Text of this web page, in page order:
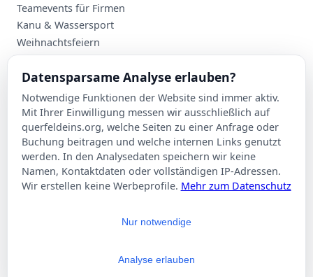
Teamevents für Firmen
Kanu & Wassersport
Weihnachtsfeiern
Planung
Events nach Stadt
Suche
Kontakt
Über Querfeldeins
Rechtliches
Impressum
Datensparsame Analyse erlauben?
Notwendige Funktionen der Website sind immer aktiv.
Mit Ihrer Einwilligung messen wir ausschließlich auf
querfeldeins.org, welche Seiten zu einer Anfrage oder
Buchung beitragen und welche internen Links genutzt
werden. In den Analysedaten speichern wir keine
Namen, Kontaktdaten oder vollständigen IP-Adressen.
Wir erstellen keine Werbeprofile. Mehr zum Datenschutz
Nur notwendige
Analyse erlauben